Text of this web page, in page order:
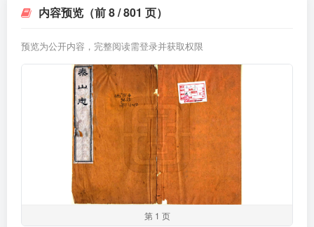
内容预览（前 8 / 801 页）
预览为公开内容，完整阅读需登录并获取权限
第 1 页